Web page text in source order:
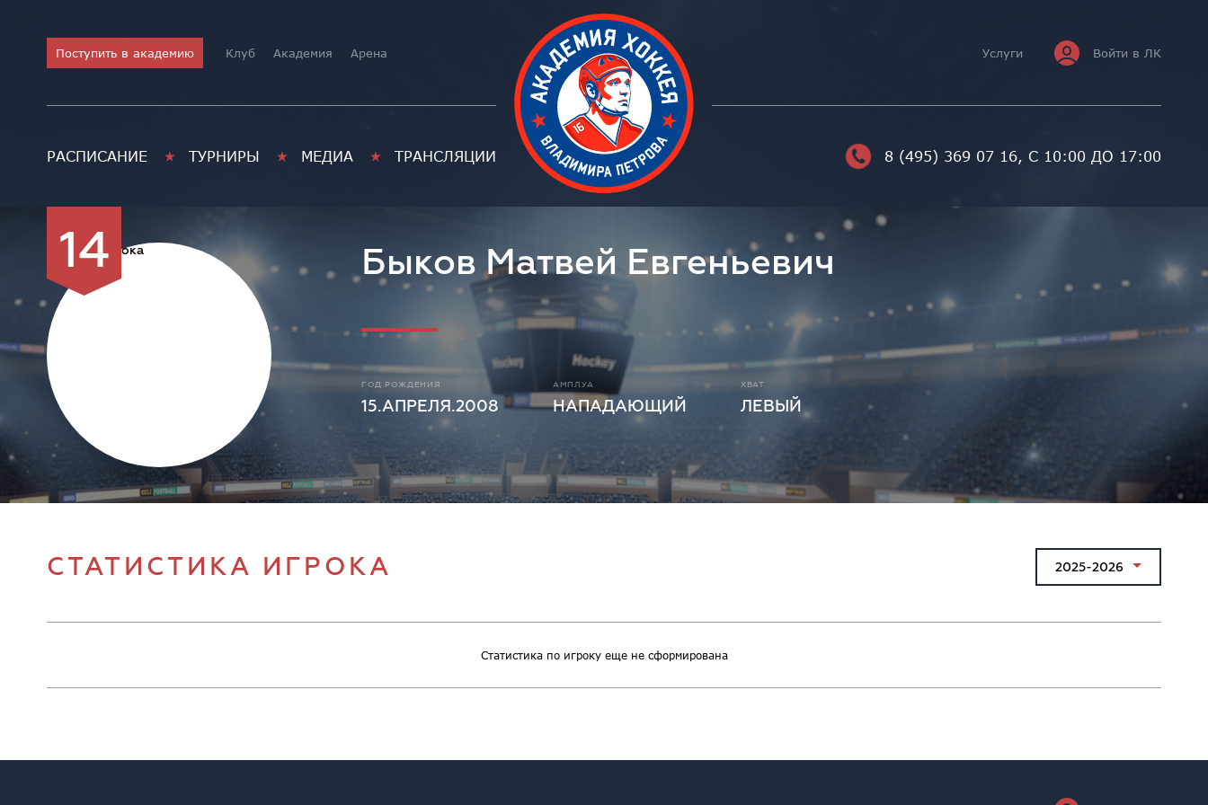
Поступить в академию Клуб Академия Арена Услуги Войти в ЛК
РАСПИСАНИЕ ТУРНИРЫ МЕДИА ТРАНСЛЯЦИИ 8 (495) 369 07 16, С 10:00 ДО 17:00
14 Быков Матвей Евгеньевич
ГОД РОЖДЕНИЯ
15.АПРЕЛЯ.2008
АМПЛУА
НАПАДАЮЩИЙ
ХВАТ
ЛЕВЫЙ
СТАТИСТИКА ИГРОКА 2025-2026
Статистика по игроку еще не сформирована